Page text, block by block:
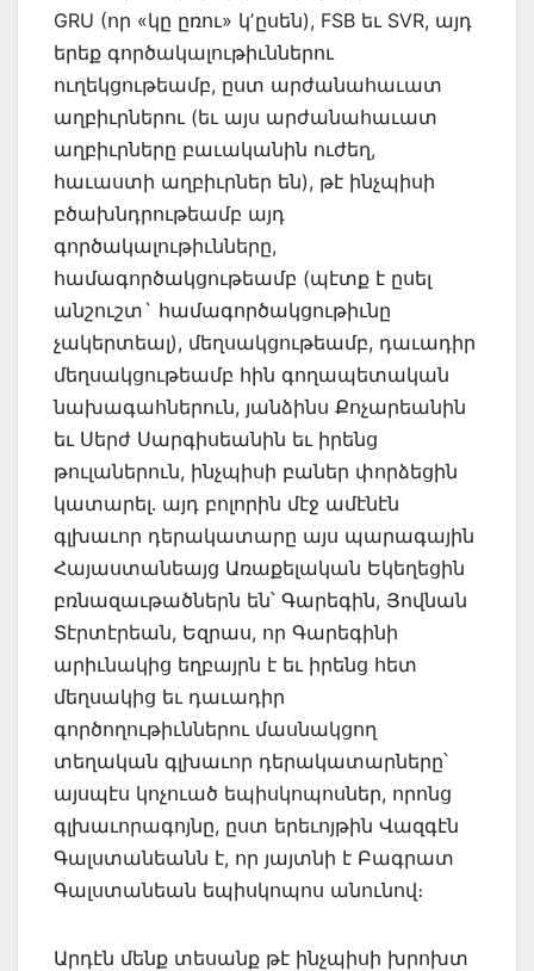
GRU (որ «կը ըռու» կʼըսեն), FSB եւ SVR, այդ
երեք գործակալութիւններու
ուղեկցութեամբ, ըստ արժանահաւատ
աղբիւրներու (եւ այս արժանահաւատ
աղբիւրները բաւականին ուժեղ,
հաւաստի աղբիւրներ են), թէ ինչպիսի
բծախնդրութեամբ այդ
գործակալութիւնները,
համագործակցութեամբ (պէտք է ըսել
անշուշտ` համագործակցութիւնը
չակերտեալ), մեղսակցութեամբ, դաւադիր
մեղսակցութեամբ հին գողապետական
նախագահներուն, յանձինս Քոչարեանին
եւ Սերժ Սարգիսեանին եւ իրենց
թուլաներուն, ինչպիսի բաներ փորձեցին
կատարել․ այդ բոլորին մէջ ամէնէն
գլխաւոր դերակատարը այս պարագային
Հայաստանեայց Առաքելական Եկեղեցին
բռնազաւթածներն են՝ Գարեգին, Յովնան
Տէրտէրեան, Եզրաս, որ Գարեգինի
արիւնակից եղբայրն է եւ իրենց հետ
մեղսակից եւ դաւադիր
գործողութիւններու մասնակցող
տեղական գլխաւոր դերակատարները՝
այսպէս կոչուած եպիսկոպոսներ, որոնց
գլխաւորագոյնը, ըստ երեւոյթին Վազգէն
Գալստանեանն է, որ յայտնի է Բագրատ
Գալստանեան եպիսկոպոս անունով։
Արդէն մենք տեսանք թէ ինչպիսի խրոխտ